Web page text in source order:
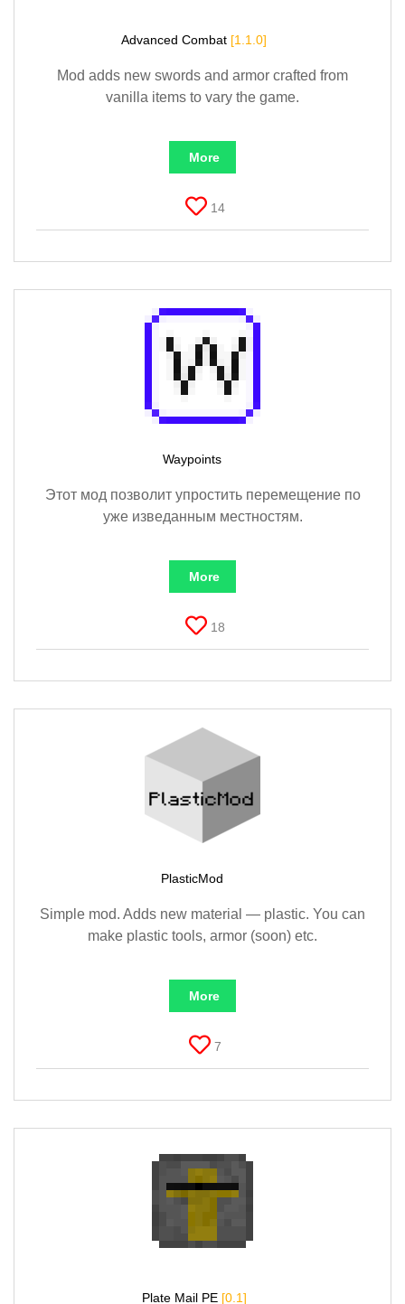
Advanced Combat [1.1.0]
Mod adds new swords and armor crafted from
vanilla items to vary the game.
More
14
Waypoints
Этот мод позволит упростить перемещение по
уже изведанным местностям.
More
18
PlasticMod
Simple mod. Adds new material — plastic. You can
make plastic tools, armor (soon) etc.
More
7
Plate Mail PE [0.1]